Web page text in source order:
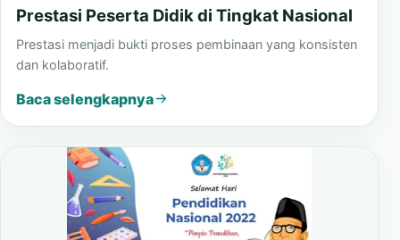
Prestasi Peserta Didik di Tingkat Nasional
Prestasi menjadi bukti proses pembinaan yang konsisten
dan kolaboratif.
Baca selengkapnya